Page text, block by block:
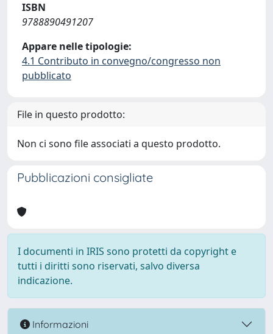
ISBN
9788890491207
Appare nelle tipologie:
4.1 Contributo in convegno/congresso non
pubblicato
File in questo prodotto:
Non ci sono file associati a questo prodotto.
Pubblicazioni consigliate
I documenti in IRIS sono protetti da copyright e
tutti i diritti sono riservati, salvo diversa
indicazione.
Informazioni